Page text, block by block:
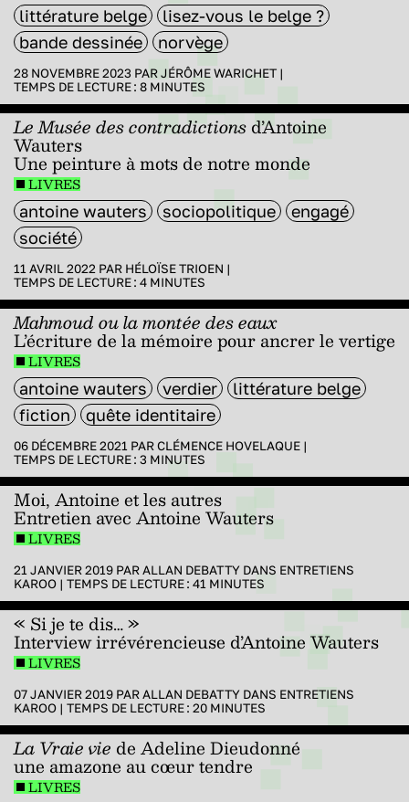
littérature belge
lisez-vous le belge ?
bande dessinée
norvège
28 NOVEMBRE 2023 PARJÉRÔME WARICHET |
TEMPS DE LECTURE : 8 MINUTES
Le Musée des contradictionsd’Antoine
Wauters
Une peinture à mots de notre monde
LIVRES
antoine wauters sociopolitique
engagé
société
11 AVRIL 2022 PAR HÉLOÏSE TRIOEN |
TEMPS DE LECTURE : 4 MINUTES
Mahmoud ou la montée des eaux
L’écriture de la mémoire pour ancrer le vertige
LIVRES
antoine wauters verdier
littérature belge
fiction
quête identitaire
06 DÉCEMBRE 2021 PARCLÉMENCE HOVELAQUE |
TEMPS DE LECTURE : 3 MINUTES
Moi, Antoine et les autres
Entretien avec Antoine Wauters
LIVRES
21 JANVIER 2019 PARALLAN DEBATTY DANS ENTRETIENS
KAROO | TEMPS DE LECTURE : 41 MINUTES
« Si je te dis… »
Interview irrévérencieuse d’Antoine Wauters
LIVRES
07 JANVIER 2019 PARALLAN DEBATTY DANS ENTRETIENS
KAROO | TEMPS DE LECTURE : 20 MINUTES
La Vraie vie de Adeline Dieudonné
une amazone au cœur tendre
LIVRES